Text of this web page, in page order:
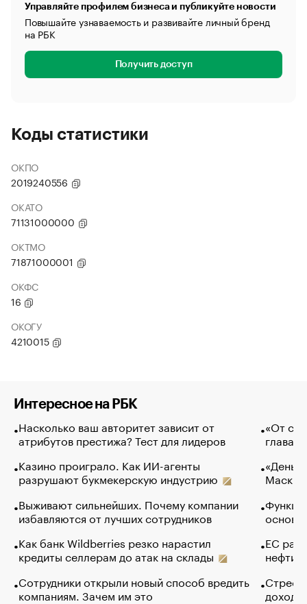
Управляйте профилем бизнеса и публикуйте новости
Повышайте узнаваемость и развивайте личный бренд
на РБК
Получить доступ
Коды статистики
ОКПО
2019240556
ОКАТО
71131000000
ОКТМО
71871000001
ОКФС
16
ОКОГУ
4210015
Интересное на РБК
Насколько ваш авторитет зависит от
атрибутов престижа? Тест для лидеров
Казино проиграло. Как ИИ-агенты
разрушают букмекерскую индустрию
Выживают сильнейших. Почему компании
избавляются от лучших сотрудников
Как банк Wildberries резко нарастил
кредиты селлерам до атак на склады
Сотрудники открыли новый способ вредить
компаниям. Зачем им это
«От
глава
Маск в
основ
ЕС
нефти